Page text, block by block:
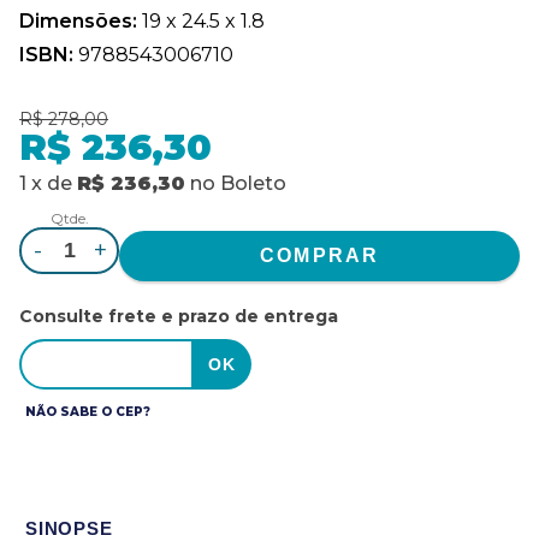
Dimensões: 19 x 24.5 x 1.8
ISBN: 9788543006710
R$ 278,00
R$ 236,30
1 x de R$ 236,30 no Boleto
Qtde.
- +
Consulte frete e prazo de entrega
NÃO SABE O CEP?
SINOPSE